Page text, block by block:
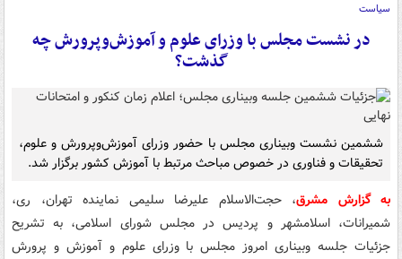
سیاست
در نشست مجلس با وزرای علوم و آموزش‌وپرورش چه
گذشت؟
ششمین نشست وبیناری مجلس با حضور وزرای آموزش‌وپرورش و علوم،
تحقیقات و فناوری در خصوص مباحث مرتبط با آموزش کشور برگزار شد.
به گزارش مشرق، حجت‌الاسلام علیرضا سلیمی نماینده تهران، ری،
شمیرانات، اسلامشهر و پردیس در مجلس شورای اسلامی، به تشریح
جزئیات جلسه وبیناری امروز مجلس با وزرای علوم و آموزش و پرورش